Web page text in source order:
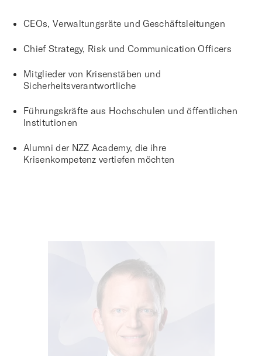
CEOs, Verwaltungsräte und Geschäftsleitungen
Chief Strategy, Risk und Communication Officers
Mitglieder von Krisenstäben und
Sicherheitsverantwortliche
Führungskräfte aus Hochschulen und öffentlichen
Institutionen
Alumni der NZZ Academy, die ihre
Krisenkompetenz vertiefen möchten